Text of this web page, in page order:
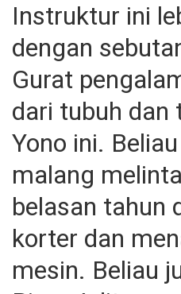
Instruktur ini
dengan
Gurat
dari tubuh dan
Yono ini.
malang
belasan tahun
korter dan
mesin. Beliau